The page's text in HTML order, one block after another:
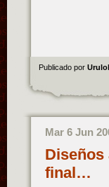
Publicado por
Mar 6 Jun
Diseños
final…